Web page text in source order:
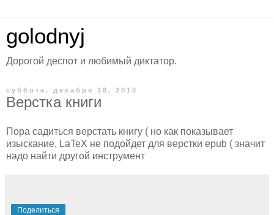
golodnyj
Дорогой деспот и любимый диктатор.
суббота, декабря 18, 2010
Верстка книги
Пора садиться верстать книгу ( но как показывает
изыскание, LaTeX не подойдет для верстки epub ( значит
надо найти другой инструмент
Поделиться